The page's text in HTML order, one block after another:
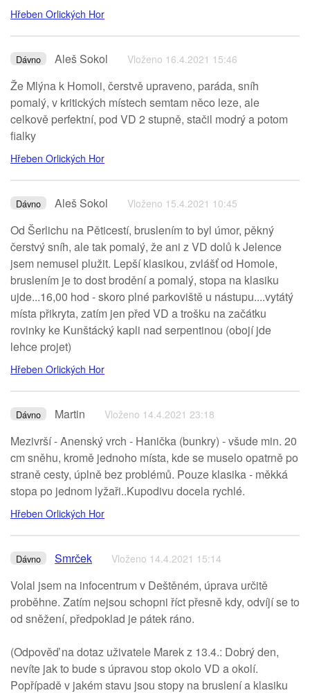
Hřeben Orlických Hor
Dávno Aleš Sokol Vloženo 16.4.2021 15:46
Že Mlýna k Homoli, čerstvě upraveno, paráda, sníh
pomalý, v kritických místech semtam něco leze, ale
celkově perfektní, pod VD 2 stupně, stačil modrý a potom
fialky
Hřeben Orlických Hor
Dávno Aleš Sokol Vloženo 15.4.2021 10:45
Od Šerlichu na Pěticestí, bruslením to byl úmor, pěkný
čerstvý sníh, ale tak pomalý, že ani z VD dolů k Jelence
jsem nemusel plužit. Lepší klasikou, zvlášť od Homole,
bruslením je to dost brodění a pomalý, stopa na klasiku
ujde...16,00 hod - skoro plné parkoviště u nástupu....vytátý
místa přikryta, zatím jen před VD a trošku na začátku
rovinky ke Kunštácký kapli nad serpentinou (obojí jde
lehce projet)
Hřeben Orlických Hor
Dávno Martin Vloženo 14.4.2021 23:18
Mezivrší - Anenský vrch - Hanička (bunkry) - všude min. 20
cm sněhu, kromě jednoho místa, kde se muselo opatrně po
straně cesty, úplně bez problémů. Pouze klasika - měkká
stopa po jednom lyžaři..Kupodivu docela rychlé.
Hřeben Orlických Hor
Dávno Smrček Vloženo 14.4.2021 15:14
Volal jsem na infocentrum v Deštěném, úprava určitě
proběhne. Zatím nejsou schopni říct přesně kdy, odvíjí se to
od sněžení, předpoklad je pátek ráno.
(Odpověď na dotaz uživatele Marek z 13.4.: Dobrý den,
nevíte jak to bude s úpravou stop okolo VD a okolí.
Popřípadě v jakém stavu jsou stopy na bruslení a klasiku